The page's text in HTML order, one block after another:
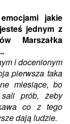
jakie
jednym z
Marszałka
i docenionym
pierwsza taka
miesiące, bo
prób, żeby
co z tego
dają ludzie.